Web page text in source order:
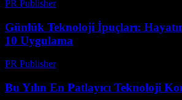
PR Publisher-
Günlük Teknoloji İpuçları:
10 Uygulama
PR Publisher-
Bu Yılın En Patlayıcı Teknoloji